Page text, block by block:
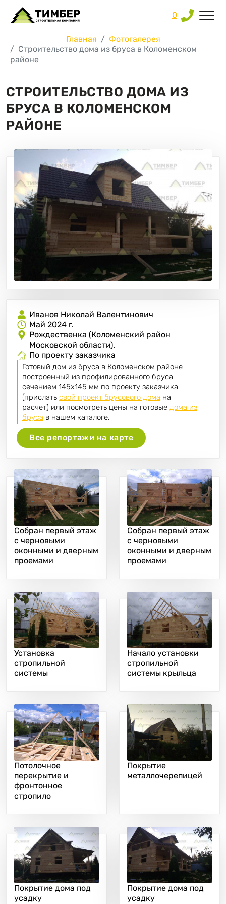
0
Главная
Фотогалерея
Строительство дома из бруса в Коломенском
районе
СТРОИТЕЛЬСТВО ДОМА ИЗ
БРУСА В КОЛОМЕНСКОМ
РАЙОНЕ
Иванов Николай Валентинович
Май 2024 г.
Рождественка (Коломенский район
Московской области).
По проекту заказчика
Готовый дом из бруса в Коломенском районе
построенный из профилированного бруса
сечением 145х145 мм по проекту заказчика
(прислать свой проект брусового дома на
расчет) или посмотреть цены на готовые дома из
бруса в нашем каталоге.
Все репортажи на карте
Собран первый этаж
с черновыми
оконными и дверным
проемами
Собран первый этаж
с черновыми
оконными и дверным
проемами
Установка
стропильной
системы
Начало установки
стропильной
системы крыльца
Потолочное
перекрытие и
фронтонное
стропило
Покрытие
металлочерепицей
Покрытие дома под
усадку
Покрытие дома под
усадку